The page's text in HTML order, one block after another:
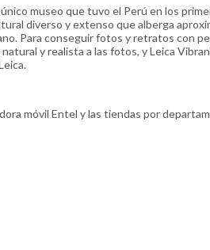
museo que tuvo el Perú en los
diverso y extenso que alberga
Para conseguir fotos y retratos con
y realista a las fotos, y Leica
móvil Entel y las tiendas por